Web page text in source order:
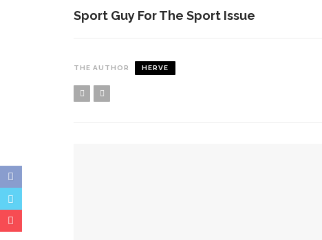
Sport Guy For The Sport Issue
THE AUTHOR HERVE